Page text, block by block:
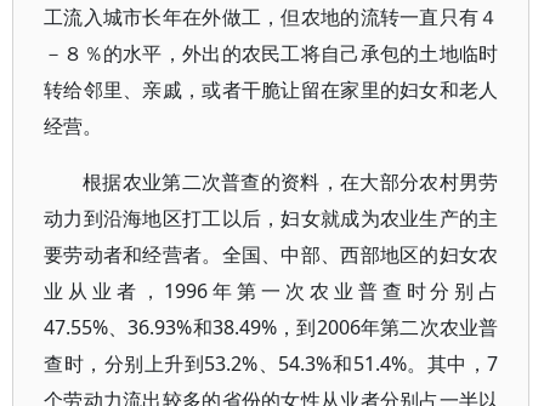
工流入城市长年在外做工，但农地的流转一直只有４
－８％的水平，外出的农民工将自己承包的土地临时
转给邻里、亲戚，或者干脆让留在家里的妇女和老人
经营。
根据农业第二次普查的资料，在大部分农村男劳
动力到沿海地区打工以后，妇女就成为农业生产的主
要劳动者和经营者。全国、中部、西部地区的妇女农
业从业者，1996年第一次农业普查时分别占
47.55%、36.93%和38.49%，到2006年第二次农业普
查时，分别上升到53.2%、54.3%和51.4%。其中，7
个劳动力流出较多的省份的女性从业者分别占一半以